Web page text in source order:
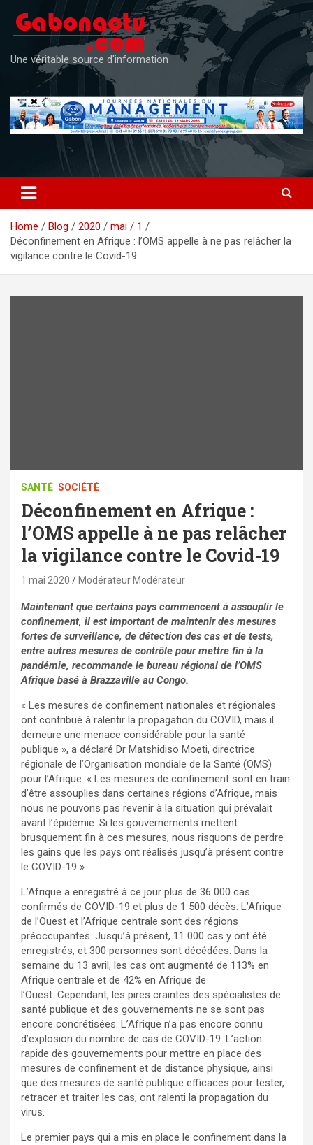
content
Une véritable source d'information
Home Blog 2020 mai
1
Déconfinement en Afrique : l’OMS appelle à ne pas relâcher la
vigilance contre le Covid-19
SANTÉ SOCIÉTÉ
Déconfinement en Afrique :
l’OMS appelle à ne pas relâcher
la vigilance contre le Covid-19
1 mai 2020 Modérateur Modérateur
Maintenant que certains pays commencent à assouplir le
confinement, il est important de maintenir des mesures
fortes de surveillance, de détection des cas et de tests,
entre autres mesures de contrôle pour mettre fin à la
pandémie, recommande le bureau régional de l’OMS
Afrique basé à Brazzaville au Congo.
« Les mesures de confinement nationales et régionales
ont contribué à ralentir la propagation du COVID, mais il
demeure une menace considérable pour la santé
publique », a déclaré Dr Matshidiso Moeti, directrice
régionale de l’Organisation mondiale de la Santé (OMS)
pour l’Afrique. « Les mesures de confinement sont en train
d’être assouplies dans certaines régions d’Afrique, mais
nous ne pouvons pas revenir à la situation qui prévalait
avant l’épidémie. Si les gouvernements mettent
brusquement fin à ces mesures, nous risquons de perdre
les gains que les pays ont réalisés jusqu’à présent contre
le COVID-19 ».
L’Afrique a enregistré à ce jour plus de 36 000 cas
confirmés de COVID-19 et plus de 1 500 décès. L’Afrique
de l’Ouest et l’Afrique centrale sont des régions
préoccupantes. Jusqu’à présent, 11 000 cas y ont été
enregistrés, et 300 personnes sont décédées. Dans la
semaine du 13 avril, les cas ont augmenté de 113% en
Afrique centrale et de 42% en Afrique de
l’Ouest. Cependant, les pires craintes des spécialistes de
santé publique et des gouvernements ne se sont pas
encore concrétisées. L’Afrique n’a pas encore connu
d’explosion du nombre de cas de COVID-19. L’action
rapide des gouvernements pour mettre en place des
mesures de confinement et de distance physique, ainsi
que des mesures de santé publique efficaces pour tester,
retracer et traiter les cas, ont ralenti la propagation du
virus.
Le premier pays qui a mis en place le confinement dans la